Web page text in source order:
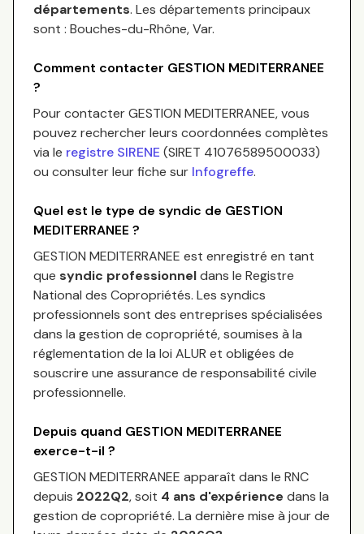
départements. Les départements principaux
sont : Bouches-du-Rhône, Var.
Comment contacter GESTION MEDITERRANEE
?
Pour contacterGESTION MEDITERRANEE, vous
pouvez rechercher leurs coordonnées complètes
via le registre SIRENE (SIRET 41076589500033)
ou consulter leur fiche sur Infogreffe.
Quel est le type de syndic de GESTION
MEDITERRANEE ?
GESTION MEDITERRANEE est enregistré en tant
que syndic professionneldans le Registre
National des Copropriétés. Les syndics
professionnels sont des entreprises spécialisées
dans la gestion de copropriété, soumises à la
réglementation de la loi ALUR et obligées de
souscrire une assurance de responsabilité civile
professionnelle.
Depuis quand GESTION MEDITERRANEE
exerce-t-il ?
GESTION MEDITERRANEE apparaît dans le RNC
depuis 2022Q2, soit 4 ans d'expérience dans la
gestion de copropriété. La dernière mise à jour de